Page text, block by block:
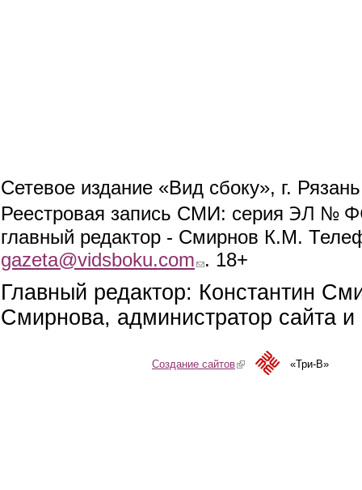
Сетевое издание «Вид сбоку», г.
Реестровая запись СМИ: серия ЭЛ №
главный редактор - Смирнов К.М.
gazeta@vidsboku.com (link sends e-mail)
. 18+
Главный редактор: Константин
Смирнова, администратор сайта
Создание сайтов(link is external)«Три-В»